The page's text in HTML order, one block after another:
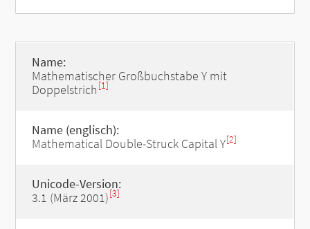
Name:
Mathematischer Großbuchstabe Y mit
Doppelstrich [1]
Name (englisch):
Mathematical Double-Struck Capital Y[2]
Unicode-Version:
3.1 (März 2001)[3]